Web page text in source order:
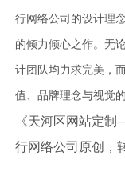
行网络公司的设计理
的倾力倾心之作。无
计团队均力求完美，
值、品牌理念与视觉
《天河区网站定
行网络公司原创，